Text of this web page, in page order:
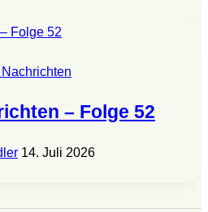
– Folge 52
14. Juli 2026